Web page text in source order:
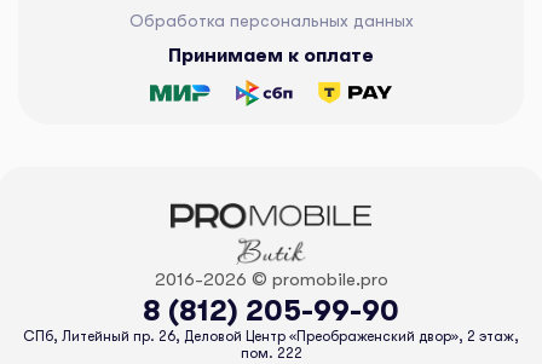
Обработка персональных данных
Принимаем к оплате
2016-2026 © promobile.pro
8 (812) 205-99-90
СПб, Литейный пр. 26, Деловой Центр «Преображенский двор», 2 этаж,
пом. 222